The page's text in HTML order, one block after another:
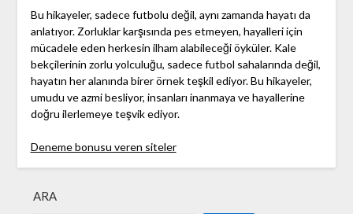
Bu hikayeler, sadece futbolu değil, aynı zamanda hayatı da
anlatıyor. Zorluklar karşısında pes etmeyen, hayalleri için
mücadele eden herkesin ilham alabileceği öyküler. Kale
bekçilerinin zorlu yolculuğu, sadece futbol sahalarında değil,
hayatın her alanında birer örnek teşkil ediyor. Bu hikayeler,
umudu ve azmi besliyor, insanları inanmaya ve hayallerine
doğru ilerlemeye teşvik ediyor.
Deneme bonusu veren siteler
ARA